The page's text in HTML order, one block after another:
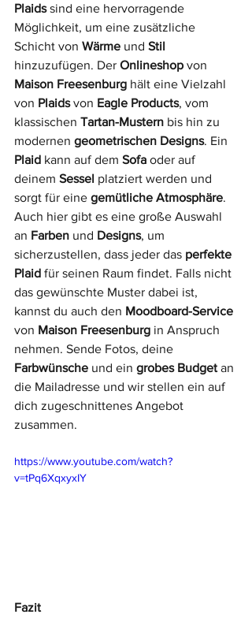
Plaids sind eine hervorragende
Möglichkeit, um eine zusätzliche
Schicht von Wärme und Stil
hinzuzufügen. Der Onlineshop von
Maison Freesenburg hält eine Vielzahl
von Plaids von Eagle Products, vom
klassischen Tartan-Mustern bis hin zu
modernen geometrischen Designs. Ein
Plaid kann auf dem Sofa oder auf
deinem Sessel platziert werden und
sorgt für eine gemütliche Atmosphäre.
Auch hier gibt es eine große Auswahl
an Farben und Designs, um
sicherzustellen, dass jeder das perfekte
Plaid für seinen Raum findet. Falls nicht
das gewünschte Muster dabei ist,
kannst du auch den Moodboard-Service
von Maison Freesenburg in Anspruch
nehmen. Sende Fotos, deine
Farbwünsche und ein grobes Budget an
die Mailadresse und wir stellen ein auf
dich zugeschnittenes Angebot
zusammen.
https://www.youtube.com/watch?
v=tPq6XqxyxIY
Fazit